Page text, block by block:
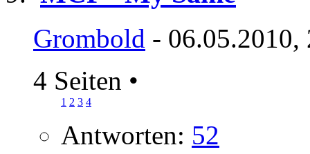
Grombold - 06.05.2010,
4 Seiten •
1 2 3 4
Antworten: 52